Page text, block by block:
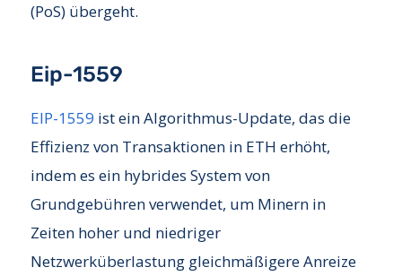
(PoS) übergeht.
Eip-1559
EIP-1559 ist ein Algorithmus-Update, das die
Effizienz von Transaktionen in ETH erhöht,
indem es ein hybrides System von
Grundgebühren verwendet, um Minern in
Zeiten hoher und niedriger
Netzwerküberlastung gleichmäßigere Anreize